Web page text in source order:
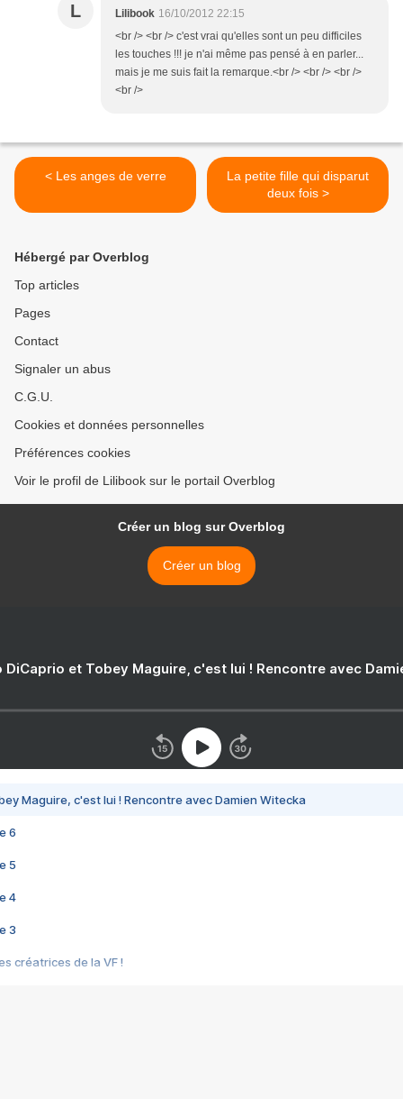
L Lilibook 16/10/2012 22:15
<br /> <br /> c'est vrai qu'elles sont un peu difficiles
les touches !!! je n'ai même pas pensé à en parler...
mais je me suis fait la remarque.<br /> <br /> <br />
<br />
< Les anges de verre
La petite fille qui disparut
deux fois >
Hébergé par Overblog
Top articles
Pages
Contact
Signaler un abus
C.G.U.
Cookies et données personnelles
Préférences cookies
Voir le profil de Lilibook sur le portail Overblog
Créer un blog sur Overblog
Créer un blog
DiCaprio et Tobey Maguire, c'est lui ! Rencontre avec
Maguire, c'est lui ! Rencontre avec Damien Witecka
6
5
4
3
créatrices de la VF !